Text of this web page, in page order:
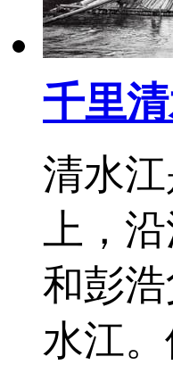
千里
清水
上，
和彭
水江